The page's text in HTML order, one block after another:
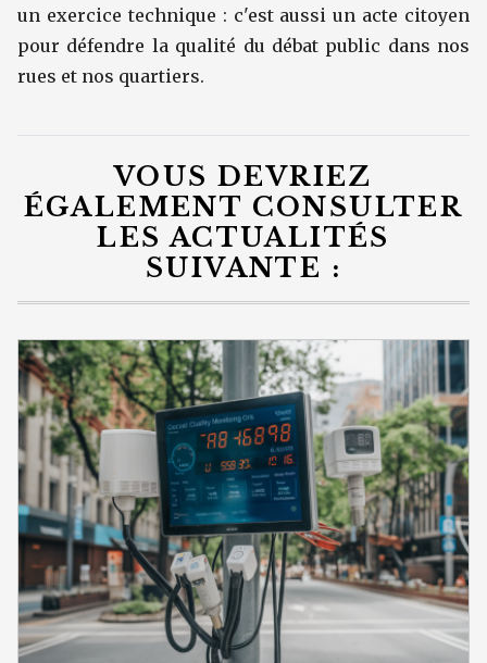
un exercice technique : c'est aussi un acte citoyen
pour défendre la qualité du débat public dans nos
rues et nos quartiers.
VOUS DEVRIEZ
ÉGALEMENT CONSULTER
LES ACTUALITÉS
SUIVANTE :